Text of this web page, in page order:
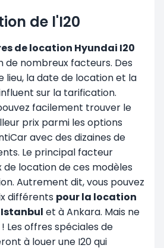
de l'I20
de location Hyundai I20
nombreux facteurs. Des
lieu, la date de location et la
sur la tarification.
facilement trouver le
prix parmi les options
avec des dizaines de
Le principal facteur
de location de ces modèles
Autrement dit, vous pouvez
différents pour la location
Istanbul et à Ankara. Mais ne
Les offres spéciales de
à louer une I20 qui